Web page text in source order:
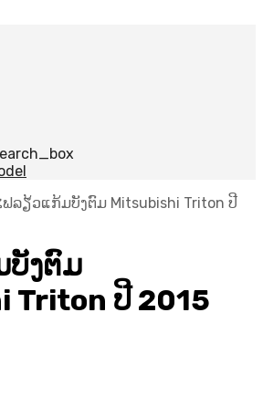
ຟລຽ້ວແກ້ມບັງຕົມ Mitsubishi Triton ປີ
ບັງຕົມ
Triton ປີ 2015